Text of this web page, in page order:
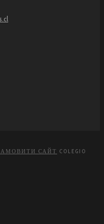
САЙТ COLEGIO